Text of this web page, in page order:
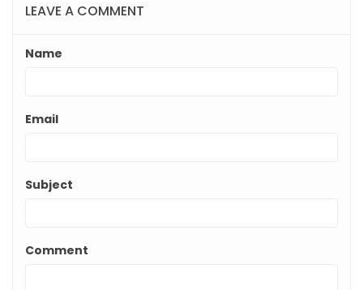
LEAVE A COMMENT
Name
Email
Subject
Comment